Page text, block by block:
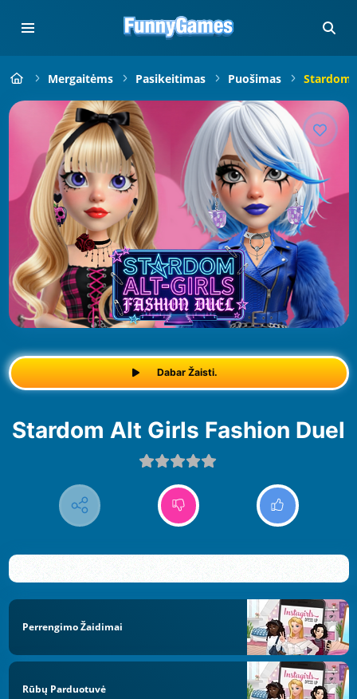
Mergaitėms Pasikeitimas Puošimas Stardom
Dabar Žaisti.
Stardom Alt Girls Fashion Duel
Perrengimo Žaidimai
Rūbų Parduotuvė